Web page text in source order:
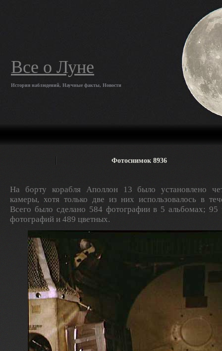
Все о Луне
История наблюдений, Научные факты, Новости
Фотоснимок 8936
На борту корабля Аполлон 13 было установлено
камеры, хотя только две из них использовалось в
Всего было сделано 584 фотографии в 5 альбомах; 95
фотографий и 489 цветных.